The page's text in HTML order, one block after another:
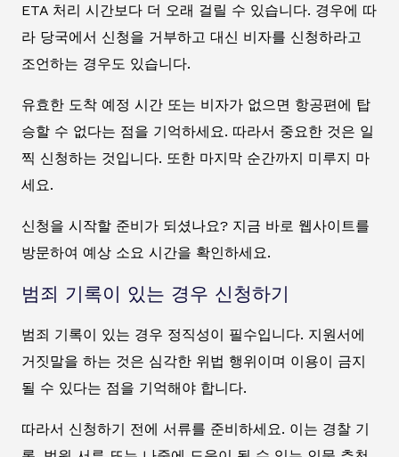
ETA 처리 시간보다 더 오래 걸릴 수 있습니다. 경우에 따
라 당국에서 신청을 거부하고 대신 비자를 신청하라고
조언하는 경우도 있습니다.
유효한 도착 예정 시간 또는 비자가 없으면 항공편에 탑
승할 수 없다는 점을 기억하세요. 따라서 중요한 것은 일
찍 신청하는 것입니다. 또한 마지막 순간까지 미루지 마
세요.
신청을 시작할 준비가 되셨나요? 지금 바로 웹사이트를
방문하여 예상 소요 시간을 확인하세요.
범죄 기록이 있는 경우 신청하기
범죄 기록이 있는 경우 정직성이 필수입니다. 지원서에
거짓말을 하는 것은 심각한 위법 행위이며 이용이 금지
될 수 있다는 점을 기억해야 합니다.
따라서 신청하기 전에 서류를 준비하세요. 이는 경찰 기